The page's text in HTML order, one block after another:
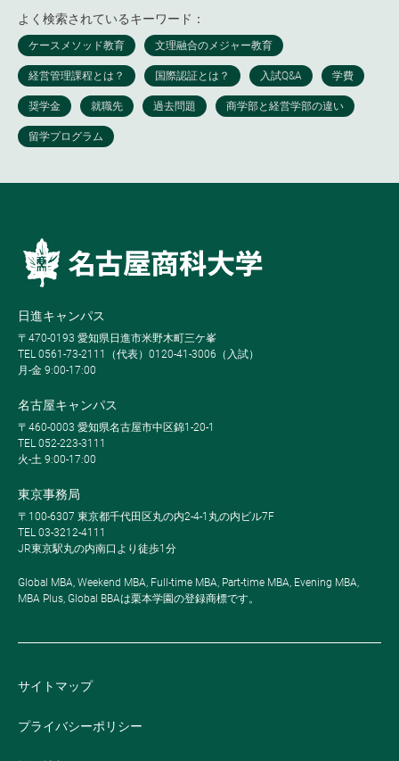
よく検索されているキーワード：
日進キャンパス
〒470-0193 愛知県日進市米野木町三ケ峯
TEL 0561-73-2111（代表）0120-41-3006（入試）
月-金 9:00-17:00
名古屋キャンパス
〒460-0003 愛知県名古屋市中区錦1-20-1
TEL 052-223-3111
火-土 9:00-17:00
東京事務局
〒100-6307 東京都千代田区丸の内2-4-1丸の内ビル7F
TEL 03-3212-4111
JR東京駅丸の内南口より徒歩1分
Global MBA, Weekend MBA, Full-time MBA, Part-time MBA, Evening MBA,
MBA Plus, Global BBAは栗本学園の登録商標です。
サイトマップ
プライバシーポリシー